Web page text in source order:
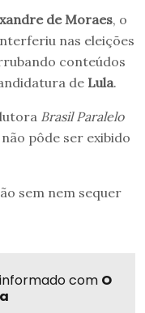
de Moraes, o
nas eleições
conteúdos
de Lula.
Brasil Paralelo
pôde ser exibido
sem nem sequer
com O